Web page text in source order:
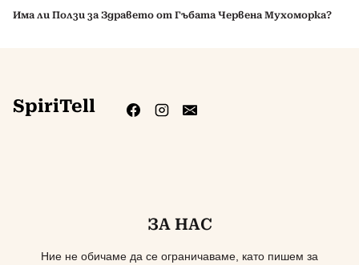
Има ли Ползи за Здравето от Гъбата Червена Мухоморка?
SpiriTell
ЗА НАС
Ние не обичаме да се ограничаваме, като пишем за